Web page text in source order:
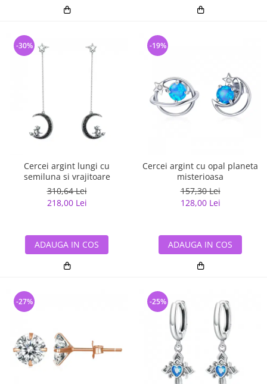
Cercei argint lungi cu
semiluna si vrajitoare
310,64 Lei
218,00 Lei
-30%
ADAUGA IN COS
Cercei argint cu opal planeta
misterioasa
157,30 Lei
128,00 Lei
-19%
ADAUGA IN COS
-27% -25%